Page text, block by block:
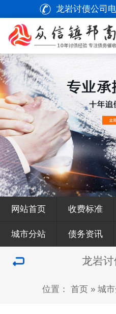
龙岩讨债公司电
网站首页 收费标准
城市分站 债务资讯
龙岩讨
位置： 首页» 城